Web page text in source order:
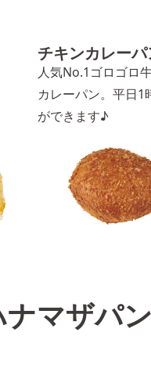
チキンカレー
人気No.1ゴロゴロ
カレーパン。平日1
ができます♪
マザパン